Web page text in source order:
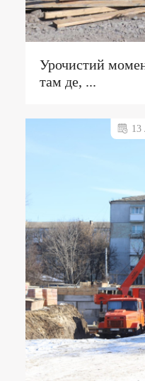
Урочистий
там де, ...
13